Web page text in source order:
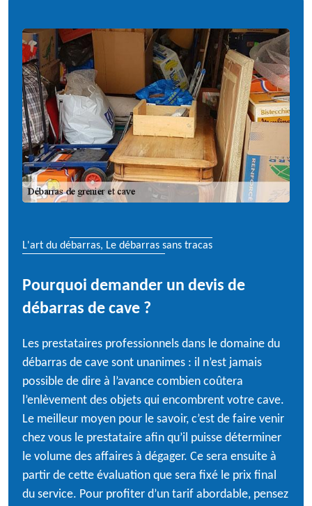
L'art du débarras, Le débarras sans tracas
Pourquoi demander un devis de
débarras de cave ?
Les prestataires professionnels dans le domaine du
débarras de cave sont unanimes : il n’est jamais
possible de dire à l’avance combien coûtera
l’enlèvement des objets qui encombrent votre cave.
Le meilleur moyen pour le savoir, c’est de faire venir
chez vous le prestataire afin qu’il puisse déterminer
le volume des affaires à dégager. Ce sera ensuite à
partir de cette évaluation que sera fixé le prix final
du service. Pour profiter d’un tarif abordable, pensez